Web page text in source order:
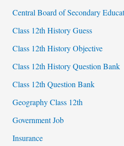
Central Board of Secondary
Class 12th History Guess
Class 12th History Objective
Class 12th History Question Bank
Class 12th Question Bank
Geography Class 12th
Government Job
Insurance